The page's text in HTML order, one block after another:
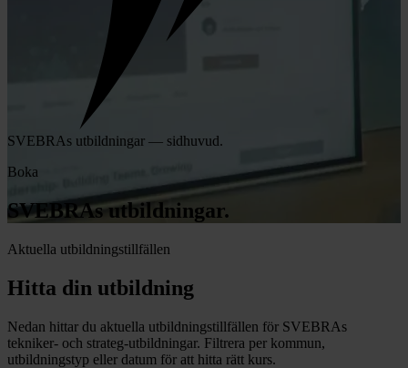
SVEBRAs utbildningar — sidhuvud.
Boka
SVEBRAs utbildningar.
Aktuella utbildningstillfällen
Hitta din utbildning
Nedan hittar du aktuella utbildningstillfällen för SVEBRAs
tekniker- och strateg-utbildningar. Filtrera per kommun,
utbildningstyp eller datum för att hitta rätt kurs.